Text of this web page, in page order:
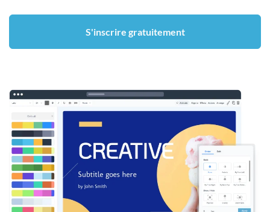
S'inscrire gratuitement